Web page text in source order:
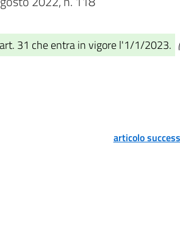
31 che entra in vigore l'1/1/2023.
articolo